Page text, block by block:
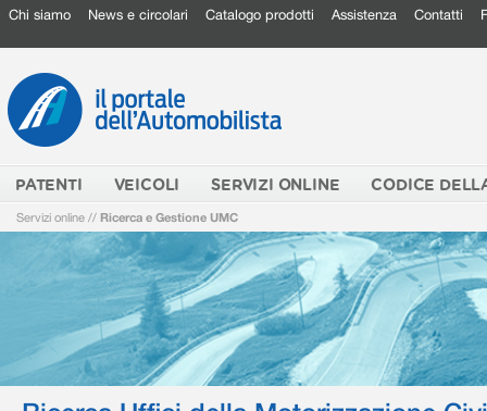
Chi siamo News e circolari Catalogo prodotti Assistenza Contatti
PATENTI VEICOLI SERVIZI ONLINE CODICE
Servizi online // Ricerca e Gestione UMC